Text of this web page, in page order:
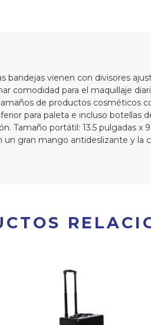
bandejas vienen con divisores
comodidad para el maquillaje
de productos cosméticos
para paleta e incluso botellas
Tamaño portátil: 13.5 pulgadas x
gran mango antideslizante y la